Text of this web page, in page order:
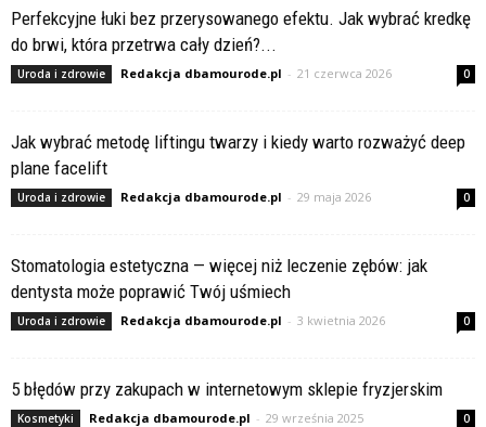
Perfekcyjne łuki bez przerysowanego efektu. Jak wybrać kredkę
do brwi, która przetrwa cały dzień?...
Uroda i zdrowie Redakcja dbamourode.pl - 21 czerwca 2026 0
Jak wybrać metodę liftingu twarzy i kiedy warto rozważyć deep
plane facelift
Uroda i zdrowie Redakcja dbamourode.pl - 29 maja 2026 0
Stomatologia estetyczna — więcej niż leczenie zębów: jak
dentysta może poprawić Twój uśmiech
Uroda i zdrowie Redakcja dbamourode.pl - 3 kwietnia 2026 0
5 błędów przy zakupach w internetowym sklepie fryzjerskim
Kosmetyki Redakcja dbamourode.pl - 29 września 2025 0